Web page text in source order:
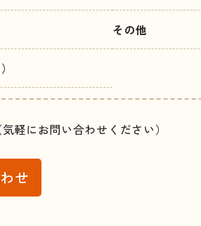
その他
軽にお問い合わせください）
せ